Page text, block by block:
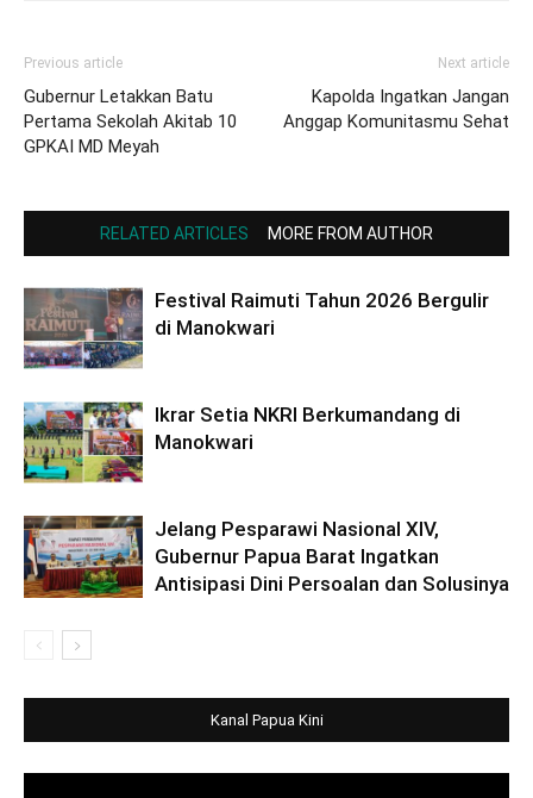
Previous article
Gubernur Letakkan Batu
Pertama Sekolah Akitab 10
GPKAI MD Meyah
Next article
Kapolda Ingatkan Jangan
Anggap Komunitasmu Sehat
RELATED ARTICLES MORE FROM AUTHOR
Festival Raimuti Tahun 2026 Bergulir
di Manokwari
Ikrar Setia NKRI Berkumandang di
Manokwari
Jelang Pesparawi Nasional XIV,
Gubernur Papua Barat Ingatkan
Antisipasi Dini Persoalan dan Solusinya
Kanal Papua Kini